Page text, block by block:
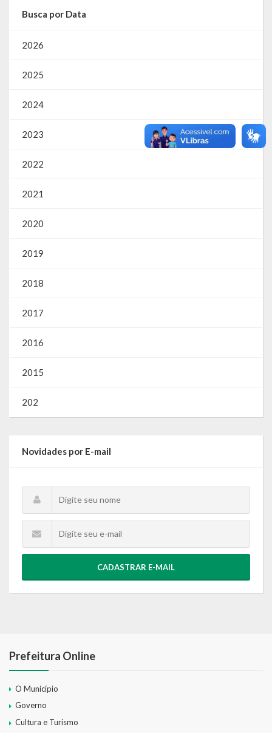
Busca por Data
2026
2025
2024
2023
2022
2021
2020
2019
2018
2017
2016
2015
202
Novidades por E-mail
CADASTRAR E-MAIL
Prefeitura Online
O Município
Governo
Cultura e Turismo